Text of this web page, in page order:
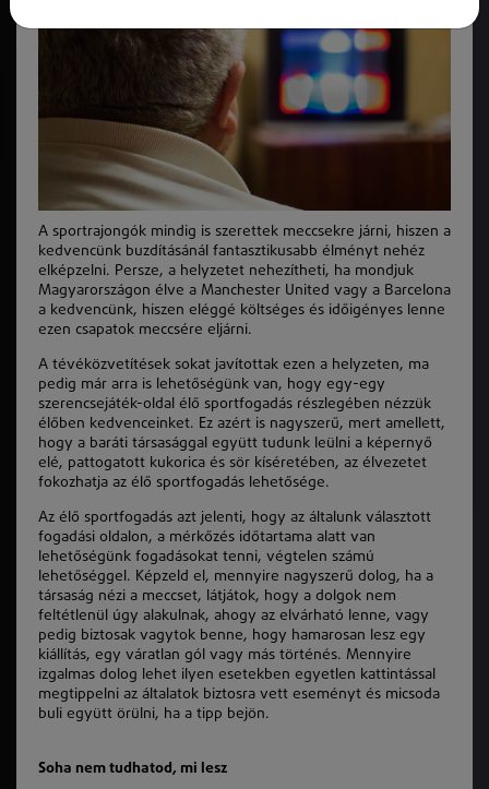
A sportrajongók mindig is szerettek meccsekre járni, hiszen a
kedvencünk buzdításánál fantasztikusabb élményt nehéz
elképzelni. Persze, a helyzetet nehezítheti, ha mondjuk
Magyarországon élve a Manchester United vagy a Barcelona
a kedvencünk, hiszen eléggé költséges és időigényes lenne
ezen csapatok meccsére eljárni.
A tévéközvetítések sokat javítottak ezen a helyzeten, ma
pedig már arra is lehetőségünk van, hogy egy-egy
szerencsejáték-oldal élő sportfogadás részlegében nézzük
élőben kedvenceinket. Ez azért is nagyszerű, mert amellett,
hogy a baráti társasággal együtt tudunk leülni a képernyő
elé, pattogatott kukorica és sör kíséretében, az élvezetet
fokozhatja az élő sportfogadás lehetősége.
Az élő sportfogadás azt jelenti, hogy az általunk választott
fogadási oldalon, a mérkőzés időtartama alatt van
lehetőségünk fogadásokat tenni, végtelen számú
lehetőséggel. Képzeld el, mennyire nagyszerű dolog, ha a
társaság nézi a meccset, látjátok, hogy a dolgok nem
feltétlenül úgy alakulnak, ahogy az elvárható lenne, vagy
pedig biztosak vagytok benne, hogy hamarosan lesz egy
kiállítás, egy váratlan gól vagy más történés. Mennyire
izgalmas dolog lehet ilyen esetekben egyetlen kattintással
megtippelni az általatok biztosra vett eseményt és micsoda
buli együtt örülni, ha a tipp bejön.
Soha nem tudhatod, mi lesz